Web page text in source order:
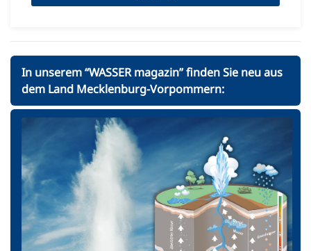
In unserem “WASSER magazin” finden Sie neu aus
dem Land Mecklenburg-Vorpommern: